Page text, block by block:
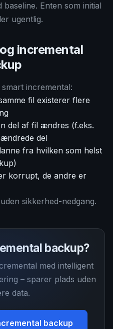
Enten som initial
ugentlig.
incremental
incremental:
fil existerer flere
del af fil ændres (f.eks.
del
fra hvilken som helst
korrupt, de andre er
sikkerhed-nedgang.
backup?
med intelligent
– sparer plads uden
data.
backup